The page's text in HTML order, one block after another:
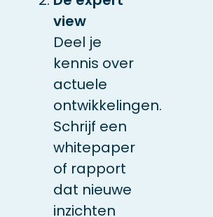
view
Deel je
kennis over
actuele
ontwikkelingen.
Schrijf een
whitepaper
of rapport
dat nieuwe
inzichten